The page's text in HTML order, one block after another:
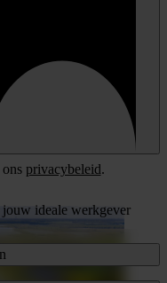
privacybeleid.
ideale werkgever